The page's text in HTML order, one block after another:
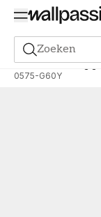
Zoeken
Verf Bestelling
0575-G60Y